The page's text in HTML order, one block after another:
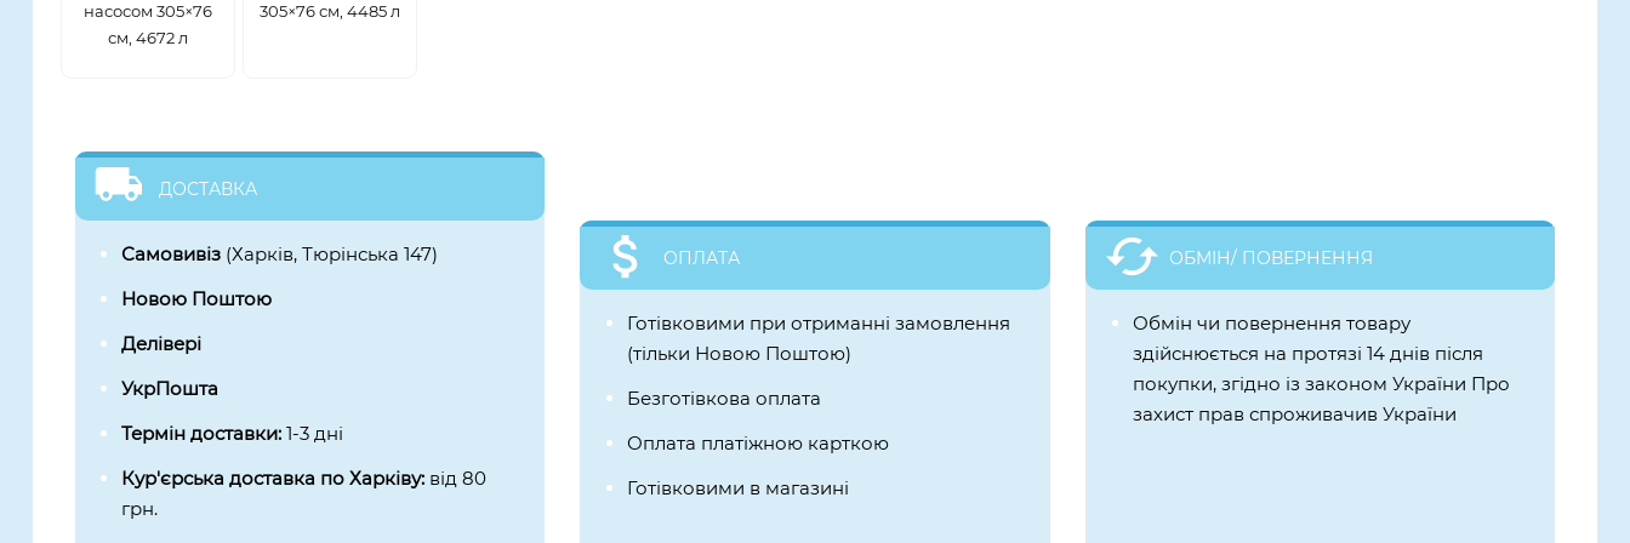
насосом 305×76
см, 4672 л
305×76 см, 4485 л
ДОСТАВКА
Самовивіз (Харків, Тюрінська 147)
Новою Поштою
Делівері
УкрПошта
Термін доставки:1-3 дні
Кур'єрська доставка по Харківу: від 80
грн.
ОПЛАТА
Готівковими при отриманні замовлення
(тільки Новою Поштою)
Безготівкова оплата
Оплата платіжною карткою
Готівковими в магазині
ОБМІН/ ПОВЕРНЕННЯ
Обмін чи повернення товару
здійснюється на протязі 14 днів після
покупки, згідно із законом України Про
захист прав спроживачив України